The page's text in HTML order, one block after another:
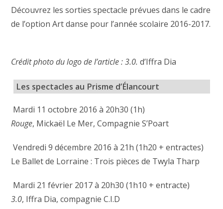
Découvrez les sorties spectacle prévues dans le cadre
de l’option Art danse pour l’année scolaire 2016-2017.
Crédit photo du logo de l’article : 3.0. d’Iffra Dia
Les spectacles au Prisme d’Élancourt
Mardi 11 octobre 2016 à 20h30 (1h)
Rouge, Mickaël Le Mer, Compagnie S’Poart
Vendredi 9 décembre 2016 à 21h (1h20 + entractes)
Le Ballet de Lorraine : Trois pièces de Twyla Tharp
Mardi 21 février 2017 à 20h30 (1h10 + entracte)
3.0, Iffra Dia, compagnie C.I.D